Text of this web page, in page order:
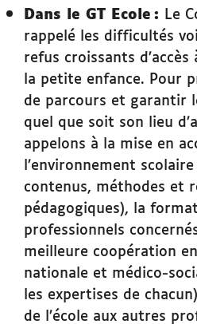
Dans le GT Ecole : Le
rappelé les difficultés
refus croissants
la petite enfance. Pour
de parcours et garantir
quel que soit son lieu
appelons à la mise en
l’environnement
contenus, méthodes et
pédagogiques), la
professionnels
meilleure coopération
nationale et médico-
les expertises de
de l’école aux autres